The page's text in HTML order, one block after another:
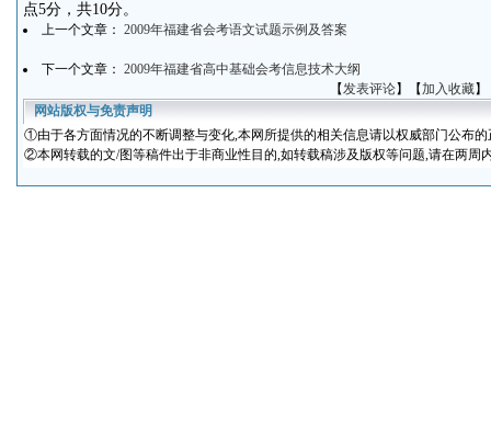
点5分，共10分。
上一个文章： 2009年福建省会考语文试题示例及答案
下一个文章： 2009年福建省高中基础会考信息技术大纲
【发表评论】【加入收藏】
网站版权与免责声明
①由于各方面情况的不断调整与变化,本网所提供的相关信息请以权威部门公布
②本网转载的文/图等稿件出于非商业性目的,如转载稿涉及版权等问题,请在两周